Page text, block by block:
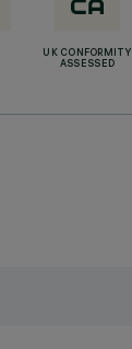
UK CONFORMITY
ASSESSED